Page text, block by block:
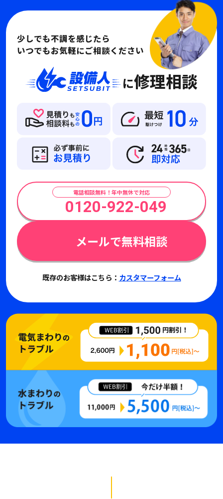
少しでも不調を感じたら
いつでもお気軽にご相談ください
に修理相談
電話相談無料！年中無休で対応
0120-922-049
メールで無料相談
既存のお客様はこちら： カスタマーフォーム